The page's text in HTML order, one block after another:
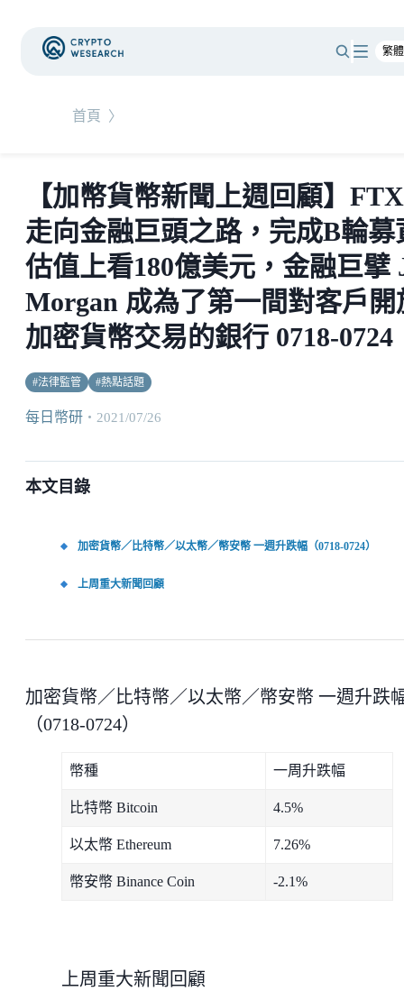
首頁 〉
【加幣貨幣新聞上週回顧】FTX
走向金融巨頭之路，完成B輪募
估值上看180億美元，金融巨擘
Morgan 成為了第一間對客戶開
加密貨幣交易的銀行 0718-0724
#法律監管 #熱點話題
每日幣研 ・ 2021/07/26
本文目錄
加密貨幣／比特幣／以太幣／幣安幣 一週升跌幅（0718-0724）
上周重大新聞回顧
加密貨幣／比特幣／以太幣／幣安幣 一週升跌
（0718-0724）
幣種 一周升跌幅
比特幣 Bitcoin 4.5%
以太幣 Ethereum 7.26%
幣安幣 Binance Coin -2.1%
上周重大新聞回顧